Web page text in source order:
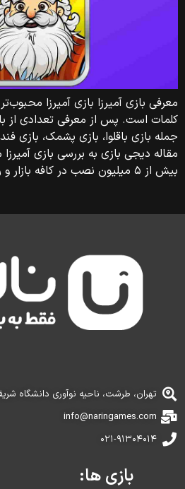
معرفی بازی آمیرزا بازی آمیرزا
کلمات است. پس از معرفی تعدادی از
جمله بازی باقلوا، بازی پشمک، بازی
مقاله دیجی بازی به بررسی بازی آمیرزا
بیش از ۵ میلیون نصب در کافه بازار و رتبه بندی ۴.۸ […]
تهران، طرشت، ناحیه نوآوری دانشگاه
info@naringames.com
۰۲۱-۹۱۳۰۴۰۱۴
بازی ها: